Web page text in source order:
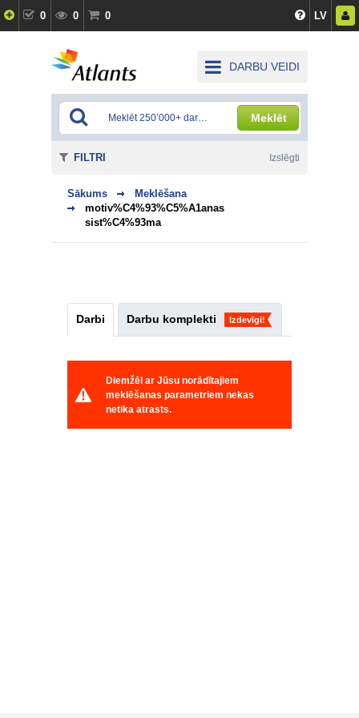
0 0 0 LV
DARBU VEIDI
Meklēt
Sākums
Meklēšana
motiv%C4%93%C5%A1anas
sist%C4%93ma
Darbi Darbu komplekti Izdevīgi!
Diemžēl ar Jūsu norādītajiem
meklēšanas parametriem nekas
netika atrasts.
FILTRI Izslēgti